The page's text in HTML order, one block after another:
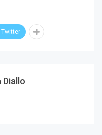
Twitter
Diallo